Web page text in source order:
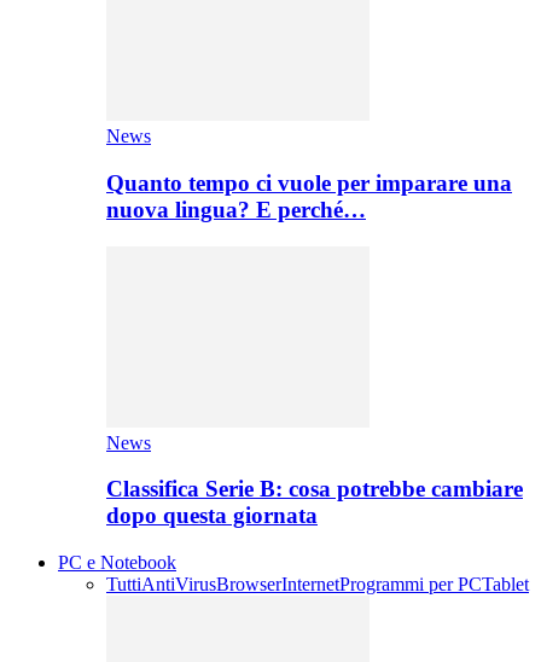
News
Quanto tempo ci vuole per imparare una
nuova lingua? E perché…
News
Classifica Serie B: cosa potrebbe cambiare
dopo questa giornata
PC e Notebook
TuttiAntiVirusBrowserInternetProgrammi per PCTablet